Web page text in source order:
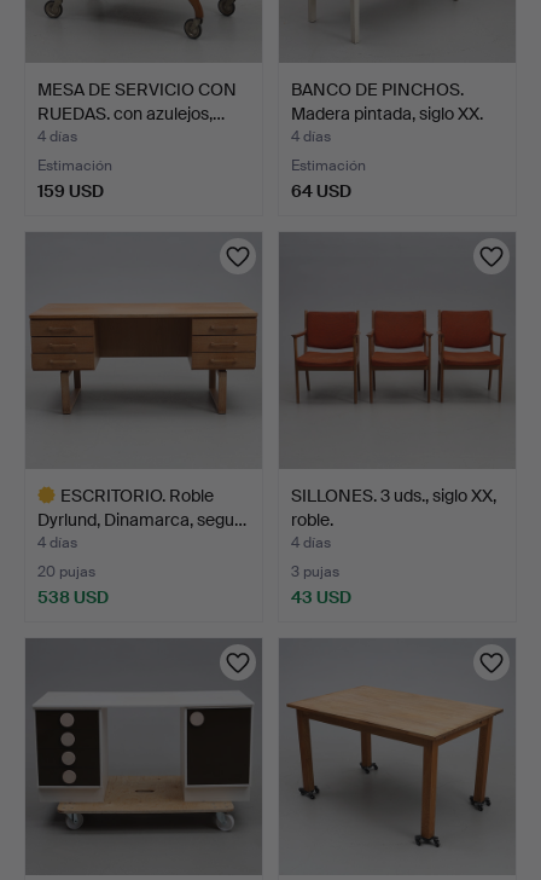
MESA DE SERVICIO CON
RUEDAS. con azulejos,…
4 días
Estimación
159 USD
BANCO DE PINCHOS.
Madera pintada, siglo XX.
4 días
Estimación
64 USD
ESCRITORIO. Roble
Dyrlund, Dinamarca, segu…
4 días
20 pujas
538 USD
SILLONES. 3 uds., siglo XX,
roble.
4 días
3 pujas
43 USD